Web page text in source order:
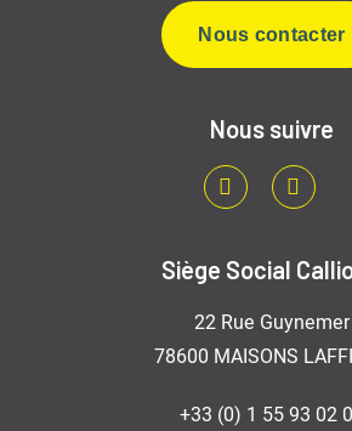
Nous contacter
Nous suivre
LinkedIn
Siège Social
22 Rue Guynemer
78600 MAISONS
+33 (0) 1 55 93 02